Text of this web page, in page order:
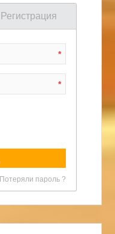
Регистрация
*
*
Потеряли пароль ?